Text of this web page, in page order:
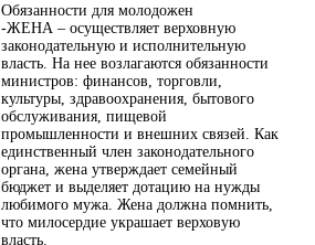
Обязанности для молодожен
-ЖЕНА – осуществляет верховную
законодательную и исполнительную
власть. На нее возлагаются обязанности
министров: финансов, торговли,
культуры, здравоохранения, бытового
обслуживания, пищевой
промышленности и внешних связей. Как
единственный член законодательного
органа, жена утверждает семейный
бюджет и выделяет дотацию на нужды
любимого мужа. Жена должна помнить,
что милосердие украшает верховую
власть.